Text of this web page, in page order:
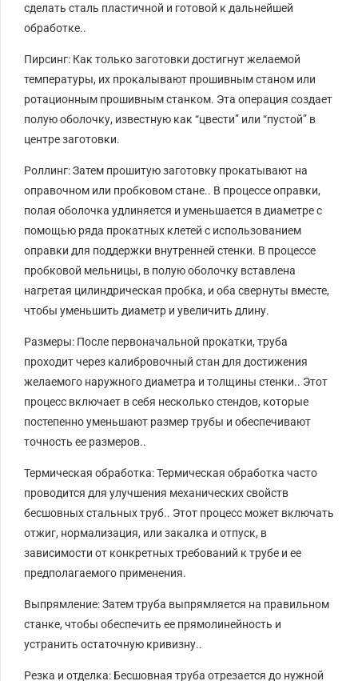
сделать сталь пластичной и готовой к дальнейшей
обработке..
Пирсинг: Как только заготовки достигнут желаемой
температуры, их прокалывают прошивным станом или
ротационным прошивным станком. Эта операция создает
полую оболочку, известную как “цвести” или “пустой” в
центре заготовки.
Роллинг: Затем прошитую заготовку прокатывают на
оправочном или пробковом стане.. В процессе оправки,
полая оболочка удлиняется и уменьшается в диаметре с
помощью ряда прокатных клетей с использованием
оправки для поддержки внутренней стенки. В процессе
пробковой мельницы, в полую оболочку вставлена ​​
нагретая цилиндрическая пробка, и оба свернуты вместе,
чтобы уменьшить диаметр и увеличить длину.
Размеры: После первоначальной прокатки, труба
проходит через калибровочный стан для достижения
желаемого наружного диаметра и толщины стенки.. Этот
процесс включает в себя несколько стендов, которые
постепенно уменьшают размер трубы и обеспечивают
точность ее размеров..
Термическая обработка: Термическая обработка часто
проводится для улучшения механических свойств
бесшовных стальных труб.. Этот процесс может включать
отжиг, нормализация, или закалка и отпуск, в
зависимости от конкретных требований к трубе и ее
предполагаемого применения.
Выпрямление: Затем труба выпрямляется на правильном
станке, чтобы обеспечить ее прямолинейность и
устранить остаточную кривизну..
Резка и отделка: Бесшовная труба отрезается до нужной